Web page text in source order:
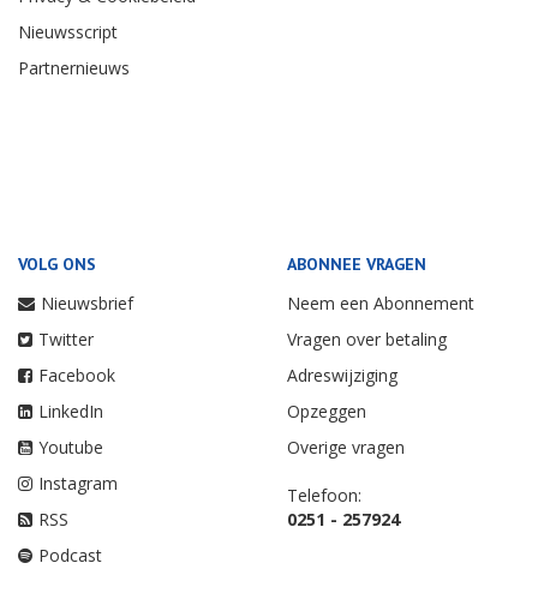
Nieuwsscript
Partnernieuws
VOLG ONS
Nieuwsbrief
Twitter
Facebook
LinkedIn
Youtube
Instagram
RSS
Podcast
ABONNEE VRAGEN
Neem een Abonnement
Vragen over betaling
Adreswijziging
Opzeggen
Overige vragen
Telefoon:
0251 - 257924